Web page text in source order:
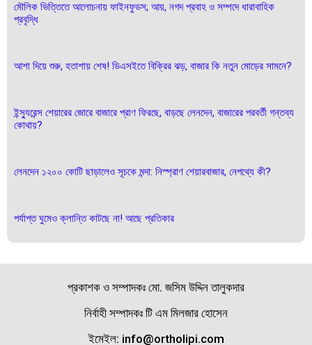
মৌলিক ভিত্তিতে আলোচনায় ফাইনফুডস; আয়, নগদ প্রবাহ ও সম্পদে ধারাবাহিক
প্রবৃদ্ধি
আশা দিয়ে শুরু, হতাশায় শেষ! ডিএসইতে বিক্রির ঝড়, বাজার কি নতুন মোড়ের সামনে?
ইন্স্যুরেন্স শেয়ারের জোরে বাজারে প্রাণ ফিরছে, বাড়ছে লেনদেন, বাজারের পরবর্তী গন্তব্য
কোথায়?
লেনদেন ১২০০ কোটি ছাড়ালেও সূচকে মন্দা: নিস্প্রাণ শেয়ারবাজার, নেপথ্যে কী?
পর্যাপ্ত ঘুমেও ক্লান্তি কাটছে না! আছে প্রতিকার
প্রকাশক ও সম্পাদকঃ মো. জসিম উদ্দিন তালুকদার
নির্বাহী সম্পাদকঃ টি এম মিলজার হোসেন
ইমেইল: info@ortholipi.com